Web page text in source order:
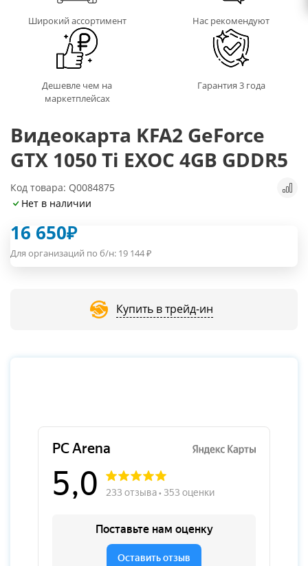
Широкий ассортимент Нас рекомендуют
Дешевле чем на
маркетплейсах
Гарантия 3 года
Видеокарта KFA2 GeForce
GTX 1050 Ti EXOC 4GB GDDR5
Код товара: Q0084875
Нет в наличии
16 650₽
Для организаций по б/н: 19 144₽
Купить в трейд-ин